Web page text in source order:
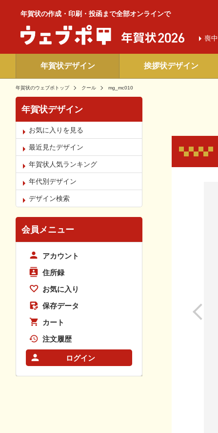
年賀状の作成・印刷・投函まで全部オンラインで
喪中
年賀状デザイン 挨拶状デザイン
年賀状のウェブポトップ クール mg_mc010
年賀状デザイン
お気に入りを見る
最近見たデザイン
年賀状人気ランキング
年代別デザイン
デザイン検索
会員メニュー
アカウント
住所録
お気に入り
保存データ
カート
注文履歴
ログイン